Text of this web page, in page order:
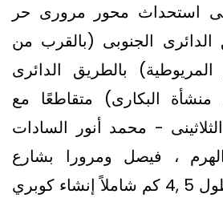
استحداث محور مرورى حر
الدائرى الجنوبى (بالقرب من
بالطريق الدائرى
البكارى) متقاطعًا مع
- محمد أنور السادات
، فيصل ومرورا بشارع
المطبعة بإجمالى طول 5 ,4 كم شاملاً إنشاء كوبري